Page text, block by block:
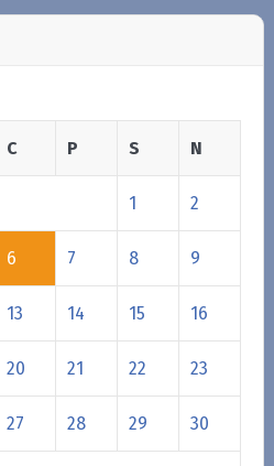
C P S N
1 2
6 7 8 9
13 14 15 16
20 21 22 23
27 28 29 30